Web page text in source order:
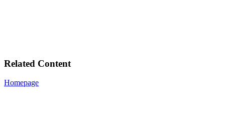
Related Content
Homepage